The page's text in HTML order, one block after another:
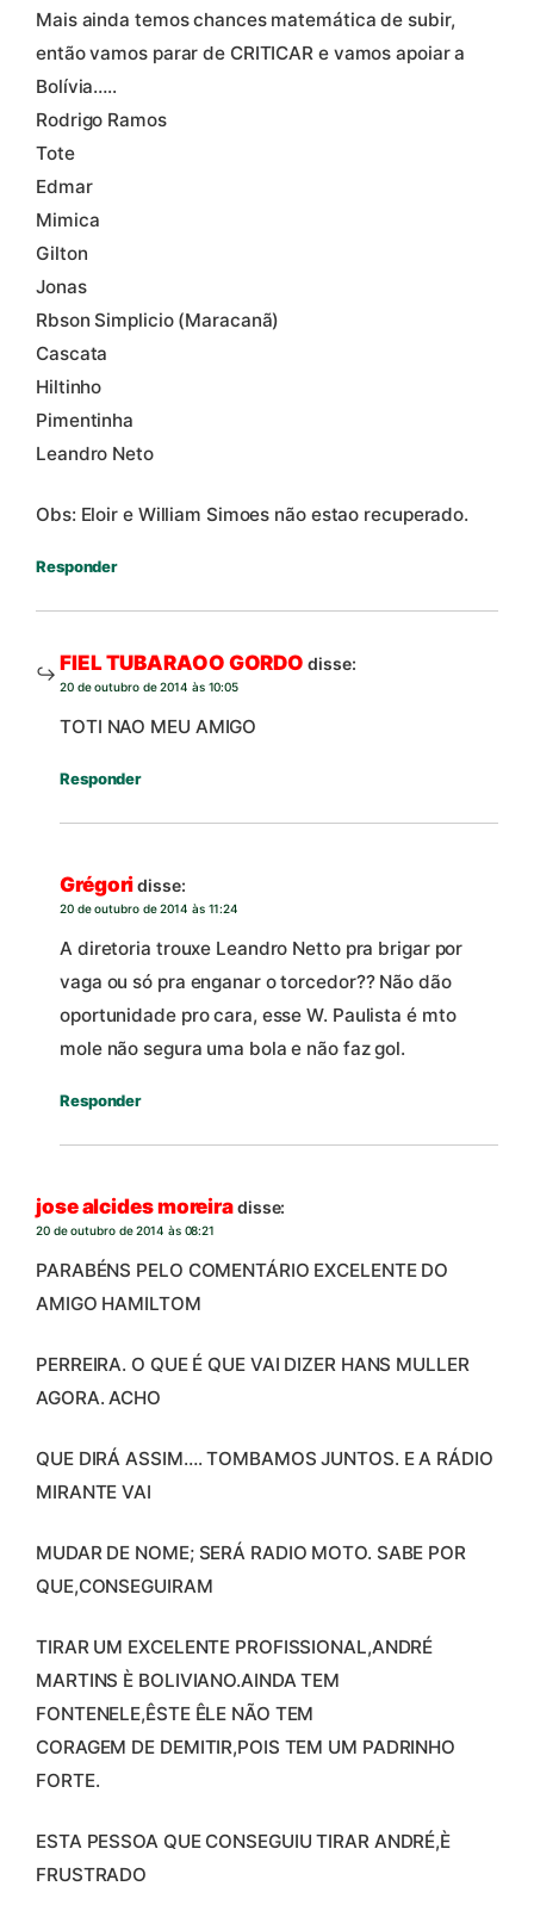
Mais ainda temos chances matemática de subir,
então vamos parar de CRITICAR e vamos apoiar a
Bolívia…..
Rodrigo Ramos
Tote
Edmar
Mimica
Gilton
Jonas
Rbson Simplicio (Maracanã)
Cascata
Hiltinho
Pimentinha
Leandro Neto
Obs: Eloir e William Simoes não estao recuperado.
Responder
FIEL TUBARAOO GORDO disse:
20 de outubro de 2014 às 10:05
TOTI NAO MEU AMIGO
Responder
Grégoridisse:
20 de outubro de 2014 às 11:24
A diretoria trouxe Leandro Netto pra brigar por
vaga ou só pra enganar o torcedor?? Não dão
oportunidade pro cara, esse W. Paulista é mto
mole não segura uma bola e não faz gol.
Responder
jose alcides moreiradisse:
20 de outubro de 2014 às 08:21
PARABÉNS PELO COMENTÁRIO EXCELENTE DO
AMIGO HAMILTOM
PERREIRA. O QUE É QUE VAI DIZER HANS MULLER
AGORA. ACHO
QUE DIRÁ ASSIM…. TOMBAMOS JUNTOS. E A RÁDIO
MIRANTE VAI
MUDAR DE NOME; SERÁ RADIO MOTO. SABE POR
QUE,CONSEGUIRAM
TIRAR UM EXCELENTE PROFISSIONAL,ANDRÉ
MARTINS È BOLIVIANO.AINDA TEM
FONTENELE,ÊSTE ÊLE NÃO TEM
CORAGEM DE DEMITIR,POIS TEM UM PADRINHO
FORTE.
ESTA PESSOA QUE CONSEGUIU TIRAR ANDRÉ,È
FRUSTRADO